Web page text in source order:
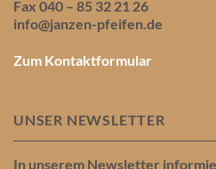
Fax 040 – 85 32 21 26
info@janzen-pfeifen.de
Zum Kontaktformular
UNSER NEWSLETTER
In unserem Newsletter